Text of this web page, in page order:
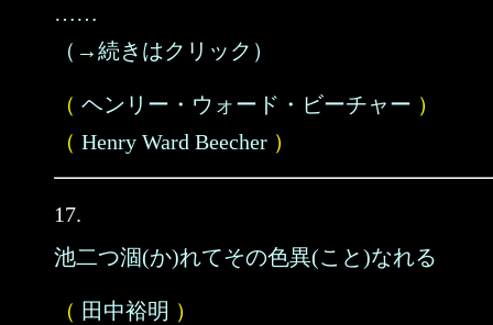
……
（→続きはクリック）
（ ヘンリー・ウォード・ビーチャー ）
（ Henry Ward Beecher ）
17.
池二つ涸(か)れてその色異(こと)なれる
（ 田中裕明 ）